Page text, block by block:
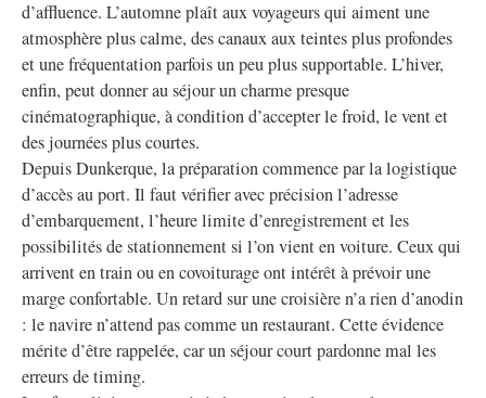
d’affluence. L’automne plaît aux voyageurs qui aiment une
atmosphère plus calme, des canaux aux teintes plus profondes
et une fréquentation parfois un peu plus supportable. L’hiver,
enfin, peut donner au séjour un charme presque
cinématographique, à condition d’accepter le froid, le vent et
des journées plus courtes.
Depuis Dunkerque, la préparation commence par la logistique
d’accès au port. Il faut vérifier avec précision l’adresse
d’embarquement, l’heure limite d’enregistrement et les
possibilités de stationnement si l’on vient en voiture. Ceux qui
arrivent en train ou en covoiturage ont intérêt à prévoir une
marge confortable. Un retard sur une croisière n’a rien d’anodin
: le navire n’attend pas comme un restaurant. Cette évidence
mérite d’être rappelée, car un séjour court pardonne mal les
erreurs de timing.